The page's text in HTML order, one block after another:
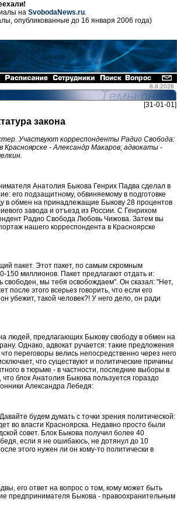
на SvobodaNews.ru.
опубликованные до 16 января 2006 года)
8.8.2026
[31-01-01]
закона
Участвуют корреспонденты Радио Свобода:
Красноярске - Александр Макаров; адвокаты -
Анатолия Быкова Генрих Падва сделал в
его подзащитному, обвиняемому в подготовке
в обмен на принадлежащие Быкову 28 процентов
завода и отъезд из России. С Генрихом
Радио Свобода Любовь Чижова. Затем вы
нашего корреспондента в Красноярске
пакет. Этот пакет, по самым скромным
150 миллионов. Пакет предлагают отдать и:
свободен, мы тебя освобождаем". Он сказал: "Нет,
после этого всерьез говорить, что если его
убежит, такой человек?! У него дело, он ради
людей, предлагающих Быкову свободу в обмен на
Однако, адвокат ручается: такие предложения
переговоры велись непосредственно через него
что существуют и политические причины
в тюрьме - в частности, последние выборы в
блок Анатолия Быкова пользуется гораздо
Александра Лебедя:
будем думать с точки зрения политической:
во власти Красноярска. Недавно просто были
совет. Блок Быкова получил более 40
если я не ошибаюсь, не дотянул до 10
этого нужен ли он кому-то политически в
его ответ на вопрос о том, кому может быть
предпринимателя Быкова - правоохранительным